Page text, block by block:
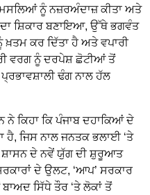
ਨੂੰ ਨਜ਼ਰਅੰਦਾਜ਼ ਕੀਤਾ ਅਤੇ
ਦਾ ਸ਼ਿਕਾਰ ਬਣਾਇਆ, ਉੱਥੇ ਭਗਵੰਤ
ਖ਼ਤਮ ਕਰ ਦਿੱਤਾ ਹੈ ਅਤੇ ਵਪਾਰੀ
ਵਰਗ ਨੂੰ ਦਰਪੇਸ਼ ਛੋਟੀਆਂ ਤੋਂ
ਢੰਗ ਨਾਲ ਹੱਲ
ਕਿਹਾ ਕਿ ਪੰਜਾਬ ਦਹਾਕਿਆਂ ਦੇ
ਜਿਸ ਨਾਲ ਜਨਤਕ ਭਲਾਈ ‘ਤੇ
ਸ਼ਾਸਨ ਦੇ ਨਵੇਂ ਯੁੱਗ ਦੀ ਸ਼ੁਰੂਆਤ
ਦੇ ਉਲਟ, ‘ਆਪ’ ਸਰਕਾਰ
ਸਿੱਧੇ ਤੌਰ ‘ਤੇ ਲੋਕਾਂ ਤੋਂ